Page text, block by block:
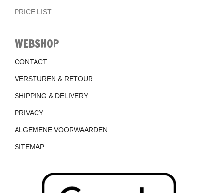
PRICE LIST
WEBSHOP
CONTACT
VERSTUREN & RETOUR
SHIPPING & DELIVERY
PRIVACY
ALGEMENE VOORWAARDEN
SITEMAP